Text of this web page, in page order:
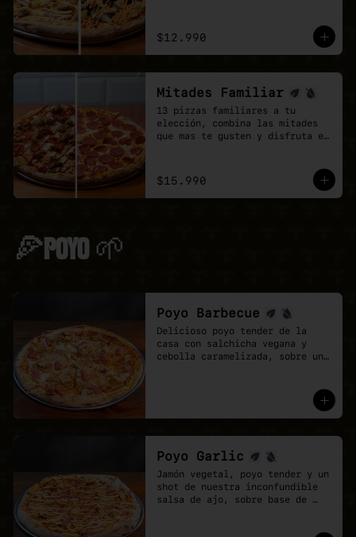
$12.990
Mitades Familiar
13 pizzas familiares a tu
elección, combina las mitades
que mas te gusten y disfruta el
$15.990
🍕POYO 🌱
Poyo Barbecue
Delicioso poyo tender de la
casa con salchicha vegana y
cebolla caramelizada, sobre una
Poyo Garlic
Jamón vegetal, poyo tender y un
shot de nuestra inconfundible
salsa de ajo, sobre base de